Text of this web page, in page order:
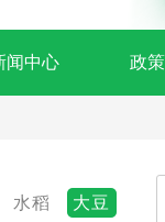
闻中心 政
水稻 大豆